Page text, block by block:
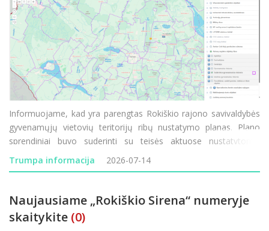
Informuojame, kad yra parengtas Rokiškio rajono savivaldybės
gyvenamųjų vietovių teritorijų ribų nustatymo planas. Plano
sprendiniai buvo suderinti su teisės aktuose nustatytomis
institucijomis. Su parengto plano sprendiniais ir suderintomis
gyvenamųjų vietovių teritorijų ribomis visuomenė g
Trumpa informacija 2026-07-14
Naujausiame „Rokiškio Sirena“ numeryje
skaitykite (0)